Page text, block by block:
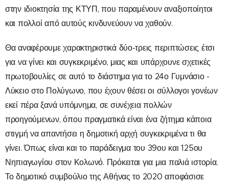
στην ιδιοκτησία της ΚΤΥΠ, που παραμένουν αναξιοποίητοι
και πολλοί από αυτούς κινδυνεύουν να χαθούν.
Θα αναφέρουμε χαρακτηριστικά δύο-τρεις περιπτώσεις έτσι
για να γίνει και συγκεκριμένο, μιας και υπάρχουνε σχετικές
πρωτοβουλίες σε αυτό το διάστημα για το 24ο Γυμνάσιο -
Λύκειο στο Πολύγωνο, που έχουν θέσει οι σύλλογοι γονέων
εκεί πέρα ξανά υπόμνημα, σε συνέχεια πολλών
προηγούμενων, όπου πραγματικά είναι ένα ζήτημα κάποια
στιγμή να απαντήσει η δημοτική αρχή συγκεκριμένα τι θα
γίνει. Όπως είναι και το παράδειγμα του 39ου και 125ου
Νηπιαγωγίου στον Κολωνό. Πρόκειται για μια παλιά ιστορία.
Το δημοτικό συμβούλιο της Αθήνας το 2020 αποφάσισε